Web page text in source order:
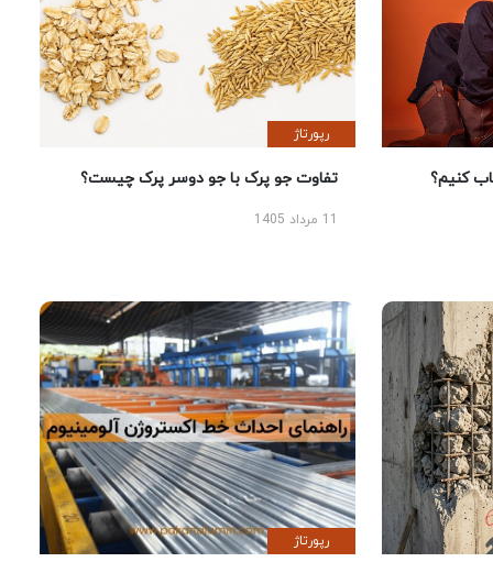
کنیم؟
رپورتاژ
تفاوت جو پرک با جو دوسر پرک چیست؟
رپورتاژ